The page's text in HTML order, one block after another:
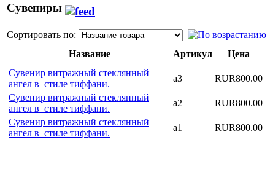
Сувениры
Сортировать по:
Название
Артикул Цена
Сувенир витражный стеклянный
ангел в стиле тиффани.
а3 RUR800.00
Сувенир витражный стеклянный
ангел в стиле тиффани.
а2 RUR800.00
Сувенир витражный стеклянный
ангел в стиле тиффани.
а1 RUR800.00